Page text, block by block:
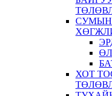
СУМЫН
ХОТ